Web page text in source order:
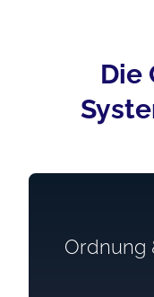
Die
Ordnung